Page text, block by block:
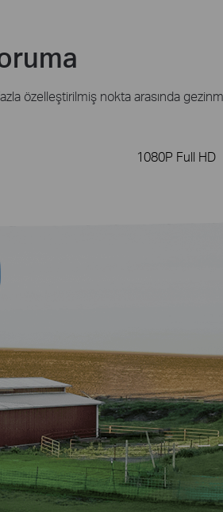
özelleştirilmiş nokta arasında
1080P Full HD